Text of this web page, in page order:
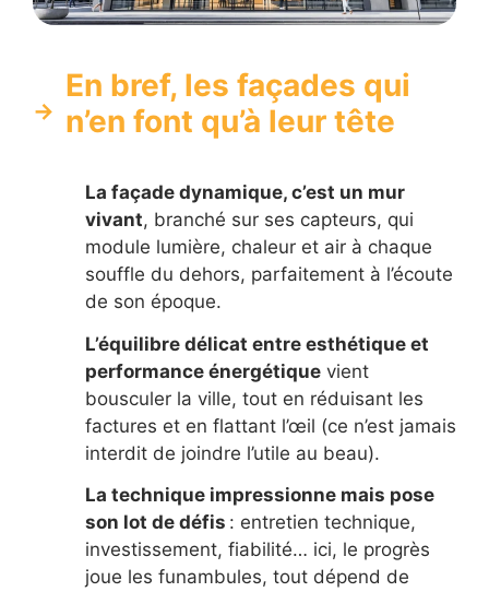
En bref, les façades qui
n’en font qu’à leur tête
La façade dynamique, c’est un mur
vivant, branché sur ses capteurs, qui
module lumière, chaleur et air à chaque
souffle du dehors, parfaitement à l’écoute
de son époque.
L’équilibre délicat entre esthétique et
performance énergétique vient
bousculer la ville, tout en réduisant les
factures et en flattant l’œil (ce n’est jamais
interdit de joindre l’utile au beau).
La technique impressionne mais pose
son lot de défis : entretien technique,
investissement, fiabilité… ici, le progrès
joue les funambules, tout dépend de